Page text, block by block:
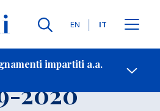
Lingue
EN IT
impartiti a.a.
Contatti
2020